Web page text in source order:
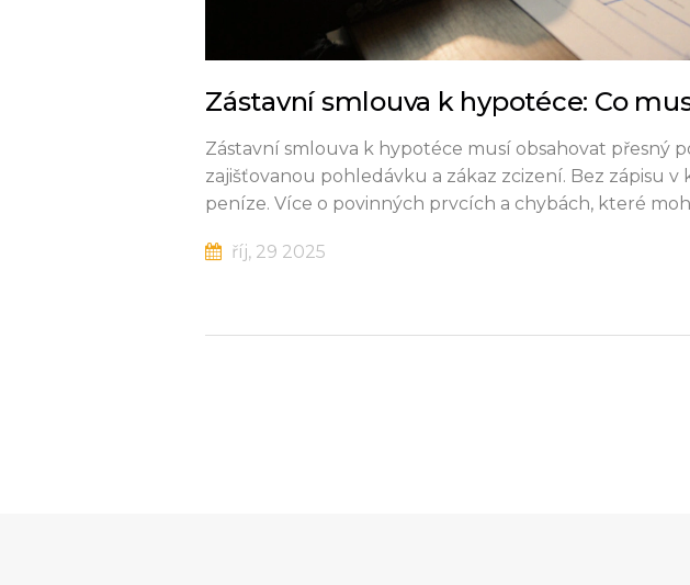
Zástavní smlouva k hypotéce: Co
Zástavní smlouva k hypotéce musí obsahovat přesný
zajišťovanou pohledávku a zákaz zcizení. Bez zápisu
peníze. Více o povinných prvcích a chybách, které
říj, 29 2025